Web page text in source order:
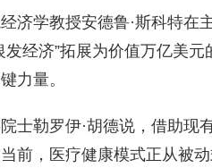
学教授安德鲁·斯科特在
发经济”拓展为价值万亿美
力量。
勒罗伊·胡德说，借助现
前，医疗健康模式正从被动